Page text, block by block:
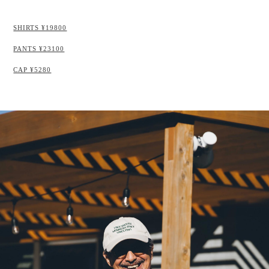
SHIRTS ¥19800
PANTS ¥23100
CAP ¥5280